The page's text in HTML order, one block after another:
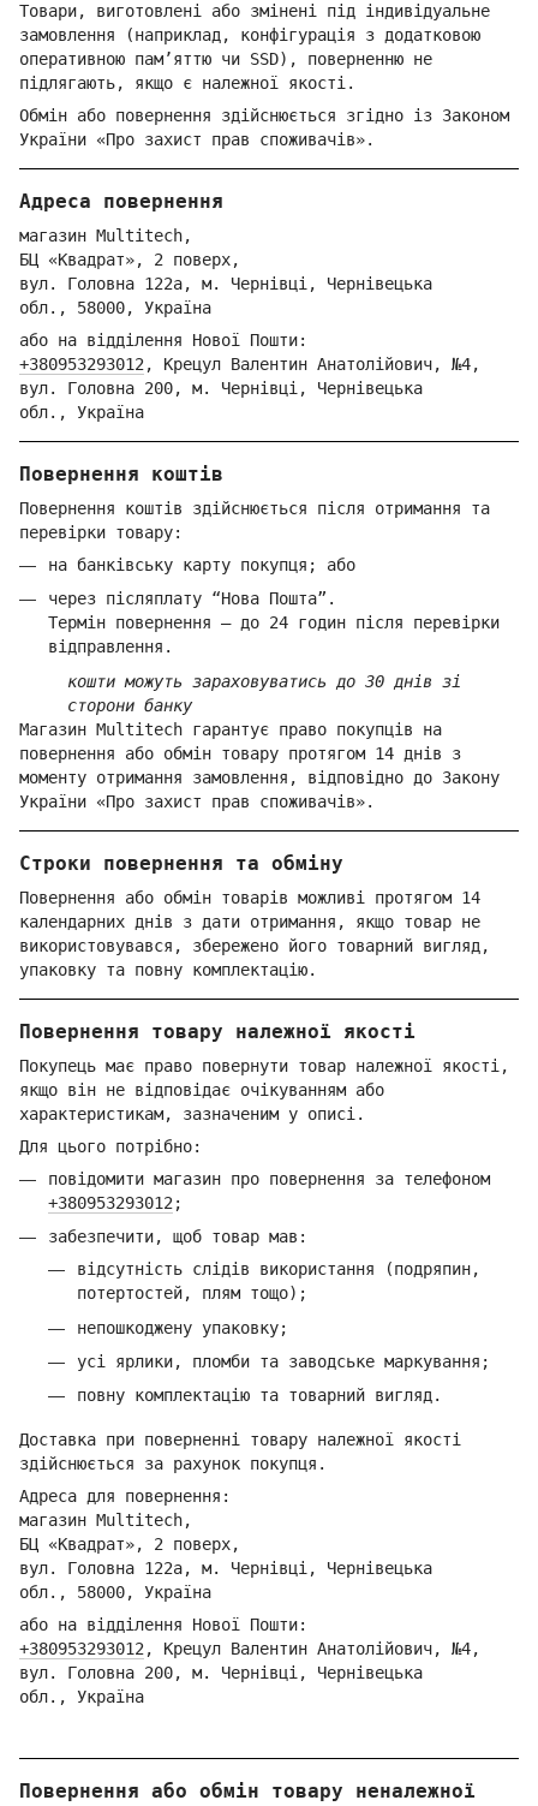
Товари, виготовлені або змінені під індивідуальне
замовлення (наприклад, конфігурація з додатковою
оперативною пам’яттю чи SSD), поверненню не
підлягають, якщо є належної якості.
Обмін або повернення здійснюється згідно із Законом
України «Про захист прав споживачів».
Адреса повернення
магазин Multitech,
БЦ «Квадрат», 2 поверх,
вул. Головна 122а, м. Чернівці, Чернівецька
обл., 58000, Україна
або на відділення Нової Пошти:
+380953293012 , Крецул Валентин Анатолійович, №4,
вул. Головна 200, м. Чернівці, Чернівецька
обл., Україна
Повернення коштів
Повернення коштів здійснюється після отримання та
перевірки товару:
на банківську карту покупця; або
через післяплату “Нова Пошта”.
Термін повернення — до 24 годин після перевірки
відправлення.
кошти можуть зараховуватись до 30 днів зі
сторони банку
Магазин Multitech гарантує право покупців на
повернення або обмін товару протягом 14 днів з
моменту отримання замовлення, відповідно до Закону
України «Про захист прав споживачів».
Строки повернення та обміну
Повернення або обмін товарів можливі протягом 14
календарних днів з дати отримання, якщо товар не
використовувався, збережено його товарний вигляд,
упаковку та повну комплектацію.
Повернення товару належної якості
Покупець має право повернути товар належної якості,
якщо він не відповідає очікуванням або
характеристикам, зазначеним у описі.
Для цього потрібно:
повідомити магазин про повернення за телефоном
+380953293012 ;
забезпечити, щоб товар мав:
відсутність слідів використання (подряпин,
потертостей, плям тощо);
непошкоджену упаковку;
усі ярлики, пломби та заводське маркування;
повну комплектацію та товарний вигляд.
Доставка при поверненні товару належної якості
здійснюється за рахунок покупця.
Адреса для повернення:
магазин Multitech,
БЦ «Квадрат», 2 поверх,
вул. Головна 122а, м. Чернівці, Чернівецька
обл., 58000, Україна
або на відділення Нової Пошти:
+380953293012 , Крецул Валентин Анатолійович, №4,
вул. Головна 200, м. Чернівці, Чернівецька
обл., Україна
Повернення або обмін товару неналежної